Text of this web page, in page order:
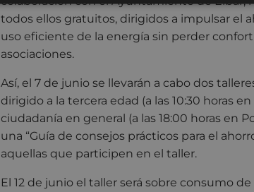
todos ellos gratuitos, dirigidos a impulsar el
uso eficiente de la energía sin perder
asociaciones.
Así, el 7 de junio se llevarán a cabo dos
dirigido a la tercera edad (a las 10:30 horas
ciudadanía en general (a las 18:00 horas en
una “Guía de consejos prácticos para el
aquellas que participen en el taller.
El 12 de junio el taller será sobre consumo